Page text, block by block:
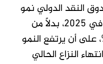
النقد الدولي نمو
اقتصاد السودان بنسبة 3.2% في 2025، بدلًا من
السابق بسالب 0.4%، على أن يرتفع النمو
شريطة انتهاء النزاع الحالي